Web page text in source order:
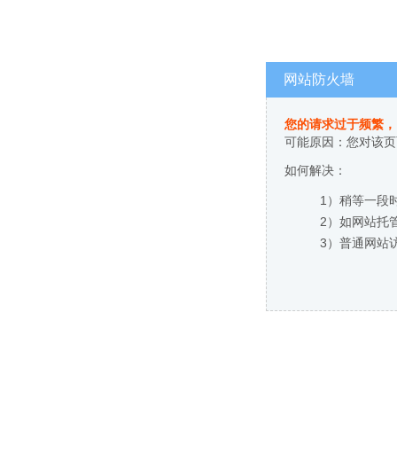
网站防火墙
您的请求过于频繁
可能原因：您对该
如何解决：
1）稍等一段
2）如网站托
3）普通网站